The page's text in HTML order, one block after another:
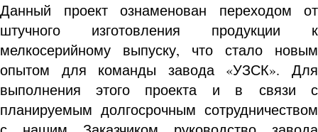
Данный проект ознаменован переходом от
штучного изготовления продукции к
мелкосерийному выпуску, что стало новым
опытом для команды завода «УЗСК». Для
выполнения этого проекта и в связи с
планируемым долгосрочным сотрудничеством